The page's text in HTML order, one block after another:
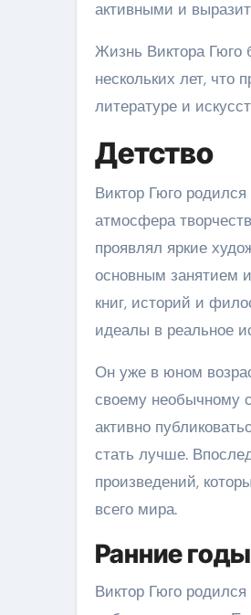
активными и
Жизнь Виктора Гюго
нескольких лет, что
литературе и
Детство
Виктор Гюго
атмосфера
проявлял яркие
основным занятием
книг, историй и
идеалы в реальное
Он уже в юном
своему необычному
активно
стать лучше.
произведений,
всего мира.
Ранние
Виктор Гюго